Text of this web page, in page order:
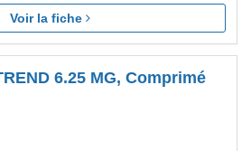
Voir la fiche
6.25 MG, Comprimé